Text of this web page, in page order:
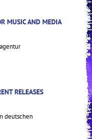
MUSIC AND MEDIA
RELEASES
deutschen